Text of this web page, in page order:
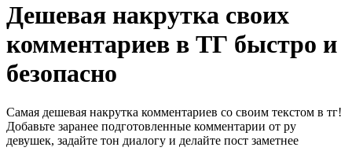
Дешевая накрутка своих
комментариев в ТГ быстро и
безопасно
Самая дешевая накрутка комментариев со своим текстом в тг!
Добавьте заранее подготовленные комментарии от ру
девушек, задайте тон диалогу и делайте пост заметнее